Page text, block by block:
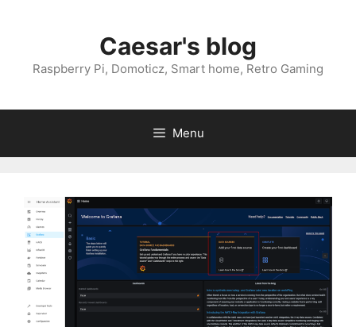
Caesar's blog
Raspberry Pi, Domoticz, Smart home, Retro Gaming
Menu